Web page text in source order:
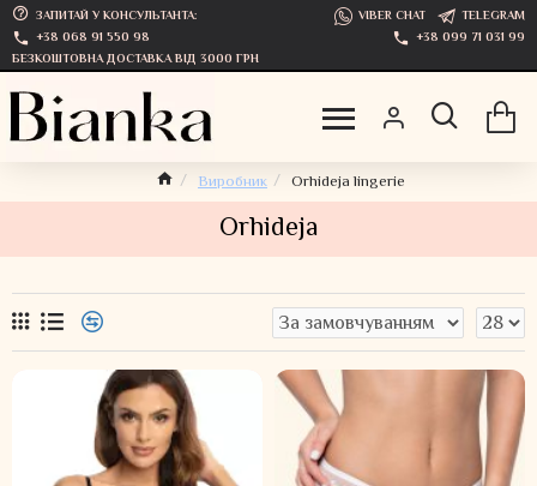
ЗАПИТАЙ У КОНСУЛЬТАНТА: VIBER CHAT
TELEGRAM
+38 068 91 550 98
+38 099 71 031 99
БЕЗКОШТОВНА ДОСТАВКА ВІД 3000 ГРН
Виробник Orhideja lingerie
Orhideja